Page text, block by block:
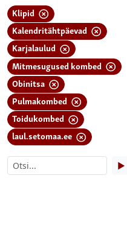
Klipid
Kalendritähtpäevad
Karjalaulud
Mitmesugused kombed
Obinitsa
Pulmakombed
Toidukombed
laul.setomaa.ee
▶